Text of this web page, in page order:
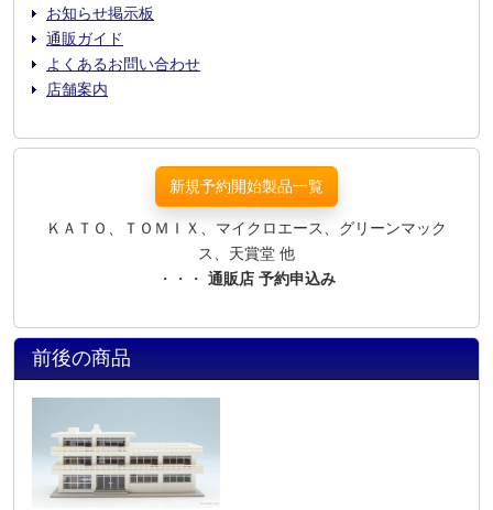
お知らせ掲示板
通販ガイド
よくあるお問い合わせ
店舗案内
新規予約開始製品一覧
ＫＡＴＯ、ＴＯＭＩＸ、マイクロエース、グリーンマック
ス、天賞堂 他
・・・ 通販店 予約申込み
前後の商品